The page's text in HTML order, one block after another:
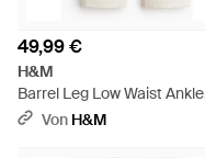
49,99 €
H&M
Barrel Leg Low Waist Ankle
Jeans - Weiß
Von H&M